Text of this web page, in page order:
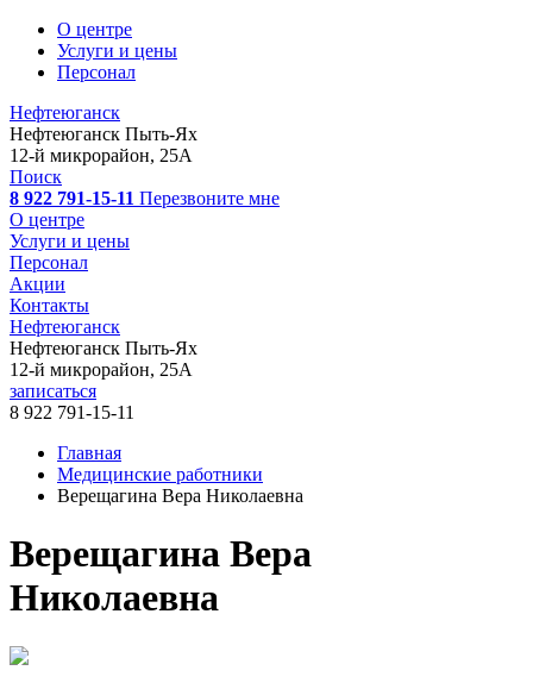
О центре
Услуги и цены
Персонал
Нефтеюганск
Нефтеюганск Пыть-Ях
12-й микрорайон, 25А
Поиск
8 922 791-15-11 Перезвоните мне
О центре
Услуги и цены
Персонал
Акции
Контакты
Нефтеюганск
Нефтеюганск Пыть-Ях
12-й микрорайон, 25А
записаться
8 922 791-15-11
Главная
Медицинские работники
Верещагина Вера Николаевна
Верещагина Вера
Николаевна